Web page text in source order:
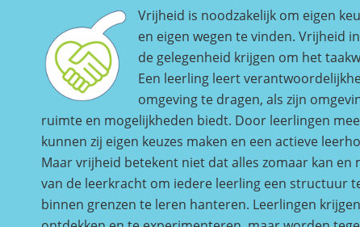
Vrijheid is noodzakelijk om eigen
en eigen wegen te vinden. Vrijheid
de gelegenheid krijgen om het
Een leerling leert
omgeving te dragen, als zijn
ruimte en mogelijkheden biedt. Door leerlingen
kunnen zij eigen keuzes maken en een actieve
Maar vrijheid betekent niet dat alles zomaar kan en
van de leerkracht om iedere leerling een structuur
binnen grenzen te leren hanteren. Leerlingen